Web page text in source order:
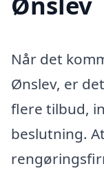
Når det
Ønslev, er
flere tilbud,
beslutning.